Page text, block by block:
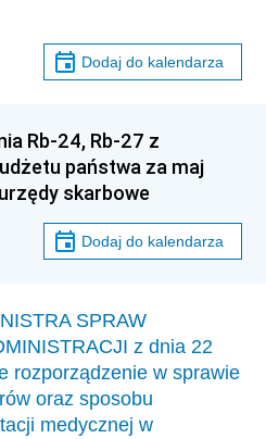
Dodaj do kalendarza
Rb-24, Rb-27 z
państwa za maj
skarbowe
Dodaj do kalendarza
SPRAW
z dnia 22
rozporządzenie w sprawie
oraz sposobu
medycznej w